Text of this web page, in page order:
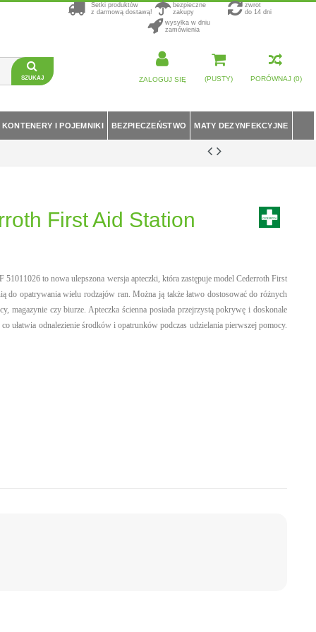
PORÓWNAJ (0)
Setki produktów
z darmową dostawą!
bezpieczne
zakupy
zwrot
do 14 dni
wysyłka w dniu
zamówienia
Szukaj (PUSTY)
ZALOGUJ SIĘ
KONTENERY I POJEMNIKI BEZPIECZEŃSTWO MATY DEZYNFEKCYJNE
First Aid Station
to nowa ulepszona wersja apteczki, która zastępuje model Cederroth First
do opatrywania wielu rodzajów ran. Można ją także łatwo dostosować do różnych
magazynie czy biurze. Apteczka ścienna posiada przejrzystą pokrywę i doskonale
ułatwia odnalezienie środków i opatrunków podczas udzielania pierwszej pomocy.